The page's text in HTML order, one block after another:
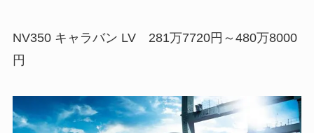
NV350 キャラバン LV 281万7720円～480万8000
円